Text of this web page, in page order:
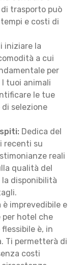
trasporto può
e costi di
iniziare la
a cui
per
tuoi animali
le tue
selezione
Dedica del
recenti su
reali
qualità del
disponibilità
è imprevedibile e
per hotel che
è, in
Ti permetterà di
costi